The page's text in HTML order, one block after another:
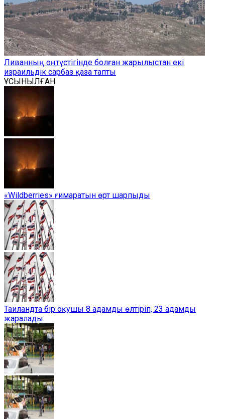
Ливанның оңтүстігінде болған жарылыстан екі
израильдік сарбаз қаза тапты
ҰСЫНЫЛҒАН
«Wildberries» ғимаратын өрт шарпыды
Таиландта бір оқушы 8 адамды өлтіріп, 23 адамды
жаралады